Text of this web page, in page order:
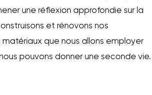
une réflexion approfondie sur la
et rénovons nos
matériaux que nous allons employer
pouvons donner une seconde vie.